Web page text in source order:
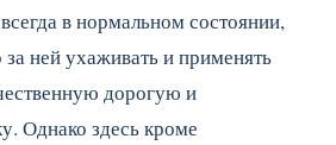
в нормальном состоянии,
ней ухаживать и применять
дорогую и
Однако здесь кроме